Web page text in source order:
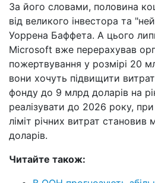
За його словами, половина
від великого інвестора та
Уоррена Баффета. А цього
Microsoft вже перерахував
пожертвування у розмірі 20
вони хочуть підвищити
фонду до 9 млрд доларів на
реалізувати до 2026 року,
ліміт річних витрат
доларів.
Читайте також: